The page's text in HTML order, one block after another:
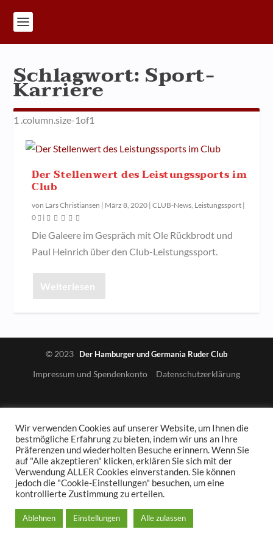
Schlagwort: Sport-
Karriere
Der Stellenwert des Leistungssports im
Club
von Lars Christiansen | März 8, 2020 |CLUB-News, Leistungssport |
0
|
Die Galeere im Gespräch mit Ole Rückbrodt und
Paul Heinrich über den Club-Leistungssport.
Weiterlesen
© 2023 Der Hamburger und Germania Ruder Club
Impressum und Spendenkonto Datenschutzerklärung
Wir verwenden Cookies auf unserer Website, um Ihnen die
bestmögliche Erfahrung zu bieten, indem wir uns an Ihre
Präferenzen und wiederholten Besuche erinnern. Wenn Sie
auf "Alle akzeptieren" klicken, erklären Sie sich mit der
Verwendung ALLER Cookies einverstanden. Sie können
jedoch die "Cookie-Einstellungen" besuchen, um eine
kontrollierte Zustimmung zu erteilen.
Ablehnen Einstellungen Alle zulassen